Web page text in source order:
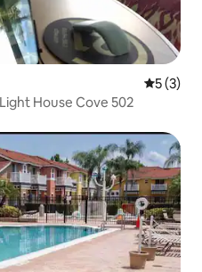
Średnia
5 (3)
House Cove 502